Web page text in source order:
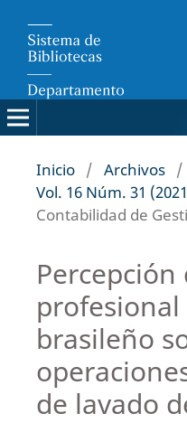
Inicio / Archivos /
Vol. 16 Núm. 31
Contabilidad de
Percepción
brasileño
de lavado